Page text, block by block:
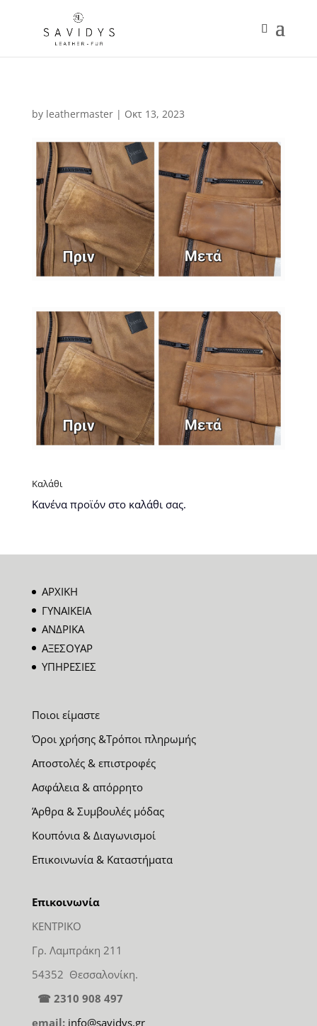
by leathermaster| Οκτ 13, 2023
Καλάθι
Κανένα προϊόν στο καλάθι σας.
ΑΡΧΙΚΗ
ΓΥΝΑΙΚΕΙΑ
ΑΝΔΡΙΚΑ
ΑΞΕΣΟΥΑΡ
ΥΠΗΡΕΣΙΕΣ
Ποιοι είμαστε
Όροι χρήσης &Τρόποι πληρωμής
Αποστολές & επιστροφές
Ασφάλεια & απόρρητο
Άρθρα & Συμβουλές μόδας
Κουπόνια & Διαγωνισμοί
Επικοινωνία & Καταστήματα
Επικοινωνία
ΚΕΝΤΡΙΚΟ
Γρ. Λαμπράκη 211
54352 Θεσσαλονίκη.
☎ 2310 908 497
email: info@savidys.gr